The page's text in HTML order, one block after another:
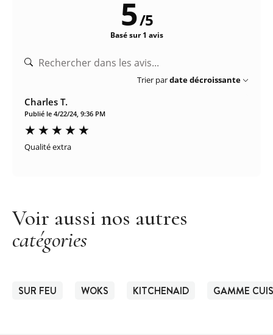
5/5
Basé sur 1 avis
Trier pardate décroissante
Charles T.
Publié le 4/22/24, 9:36 PM
Qualité extra
Voir aussi nos autres
catégories
SUR FEU WOKS KITCHENAID GAMME